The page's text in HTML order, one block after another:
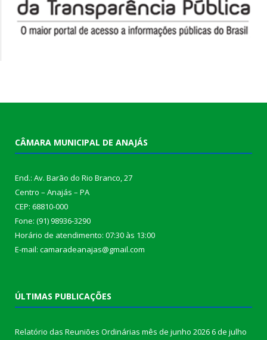
CÂMARA MUNICIPAL DE ANAJÁS
End.: Av. Barão do Rio Branco, 27
Centro – Anajás – PA
CEP: 68810-000
Fone: (91) 98936-3290
Horário de atendimento: 07:30 às 13:00
E-mail: camaradeanajas@gmail.com
ÚLTIMAS PUBLICAÇÕES
Relatório das Reuniões Ordinárias mês de junho 20266 de julho